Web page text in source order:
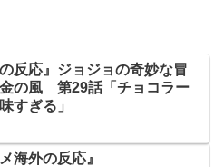
の反応』ジョジョの奇妙な冒
の風 第29話「チョコラー
すぎる」
海外の反応』